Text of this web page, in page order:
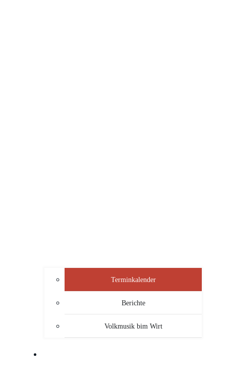
Terminkalender
Berichte
Volkmusik bim Wirt